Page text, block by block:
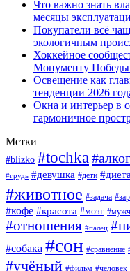
Что важно знать
месяцы
Покупатели всё
экологичным
Хоккейное
Монументу
Освещение как
тенденции 2026
Окна и интерьер в
гармоничное
Метки
#blizko #tochka
#грудь #девушка #дети #диета
#животное #задача
#кофе #красота #мозг
#отношения #палец
#собака #сон #сравнение
#учёный #фильм #человек